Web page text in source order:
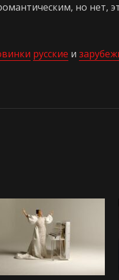
но нет,
русские и